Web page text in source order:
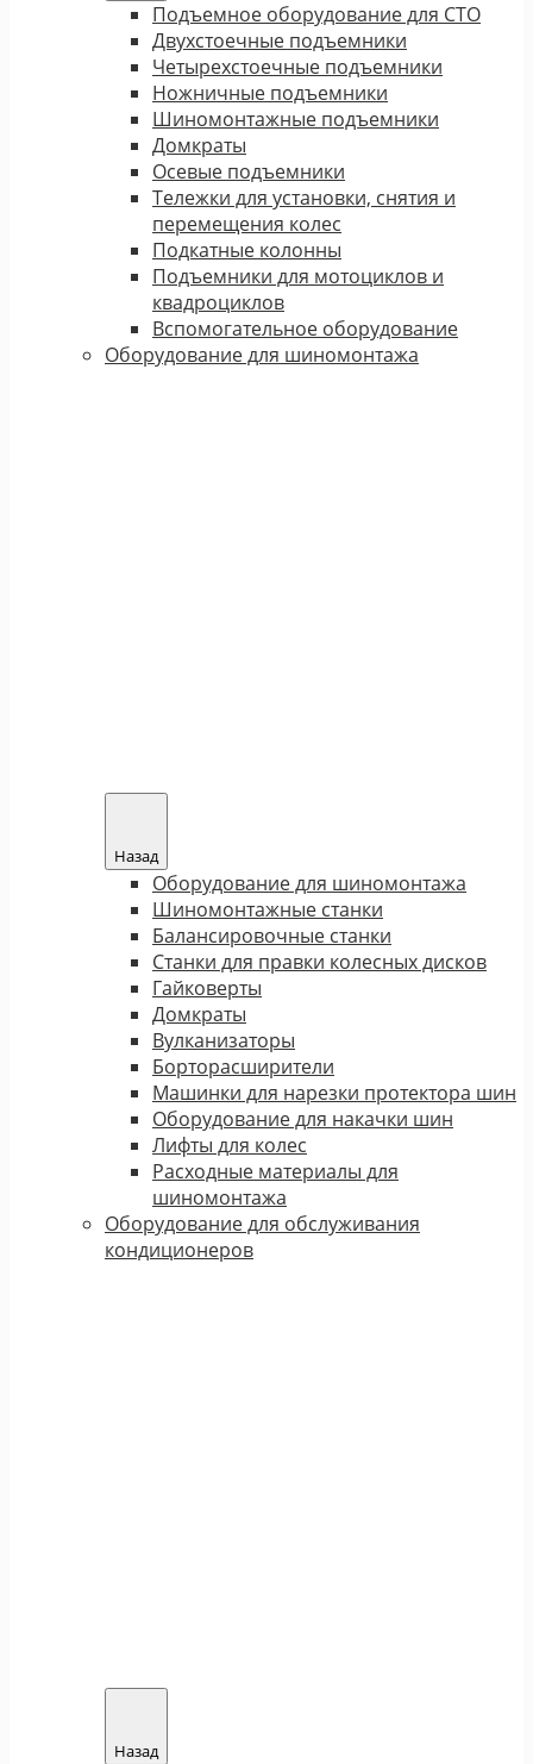
Подъемное оборудование для СТО
Двухстоечные подъемники
Четырехстоечные подъемники
Ножничные подъемники
Шиномонтажные подъемники
Домкраты
Осевые подъемники
Тележки для установки, снятия и
перемещения колес
Подкатные колонны
Подъемники для мотоциклов и
квадроциклов
Вспомогательное оборудование
Оборудование для шиномонтажа
Назад
Оборудование для шиномонтажа
Шиномонтажные станки
Балансировочные станки
Станки для правки колесных дисков
Гайковерты
Домкраты
Вулканизаторы
Борторасширители
Машинки для нарезки протектора шин
Оборудование для накачки шин
Лифты для колес
Расходные материалы для
шиномонтажа
Оборудование для обслуживания
кондиционеров
Назад